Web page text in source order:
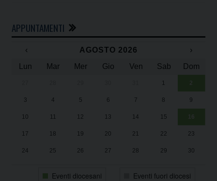
APPUNTAMENTI
‹ AGOSTO 2026
›
Lun
Mar Mer Gio Ven Sab Dom
1 2
3 4 5 6 7 8 9
10 11 12 13 14 15 16
17 18 19 20 21 22 23
24 25 26 27 28 29 30
Eventi diocesani Eventi fuori diocesi